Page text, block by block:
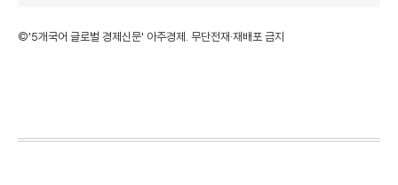
©'5개국어 글로벌 경제신문' 아주경제. 무단전재·재배포 금지